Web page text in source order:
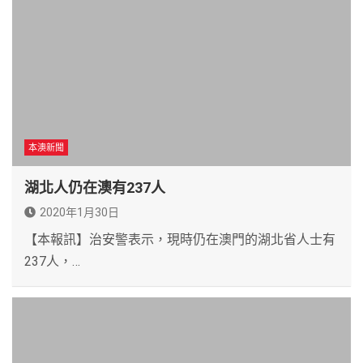
本澳新聞
湖北人仍在澳有237人
2020年1月30日
【本報訊】治安警表示，現時仍在澳門的湖北省人士有
237人，…